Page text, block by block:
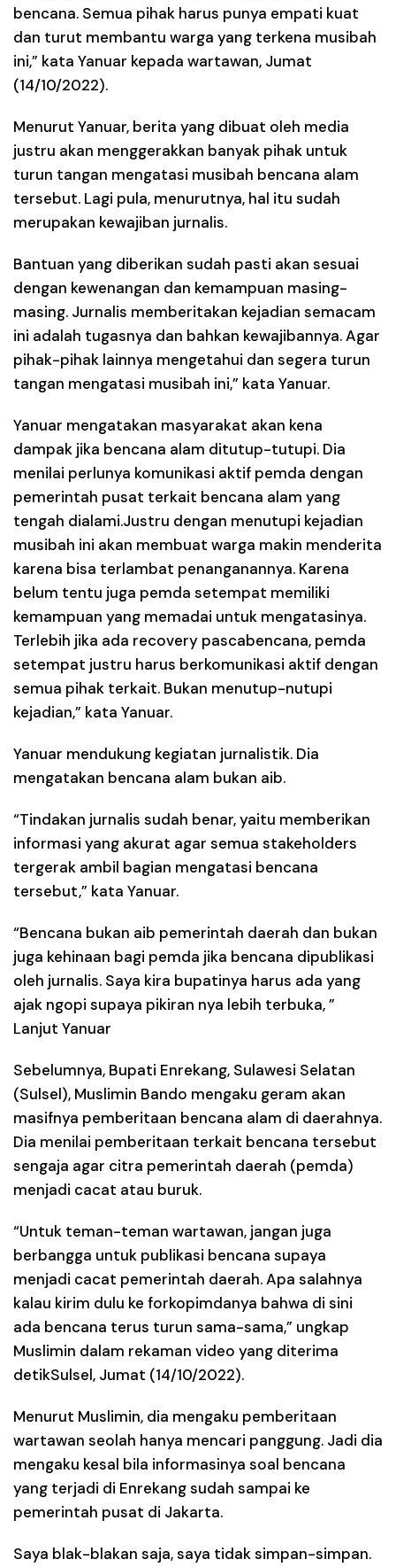
bencana. Semua pihak harus punya empati kuat
dan turut membantu warga yang terkena musibah
ini,” kata Yanuar kepada wartawan, Jumat
(14/10/2022).
Menurut Yanuar, berita yang dibuat oleh media
justru akan menggerakkan banyak pihak untuk
turun tangan mengatasi musibah bencana alam
tersebut. Lagi pula, menurutnya, hal itu sudah
merupakan kewajiban jurnalis.
Bantuan yang diberikan sudah pasti akan sesuai
dengan kewenangan dan kemampuan masing-
masing. Jurnalis memberitakan kejadian semacam
ini adalah tugasnya dan bahkan kewajibannya. Agar
pihak-pihak lainnya mengetahui dan segera turun
tangan mengatasi musibah ini,” kata Yanuar.
Yanuar mengatakan masyarakat akan kena
dampak jika bencana alam ditutup-tutupi. Dia
menilai perlunya komunikasi aktif pemda dengan
pemerintah pusat terkait bencana alam yang
tengah dialami.Justru dengan menutupi kejadian
musibah ini akan membuat warga makin menderita
karena bisa terlambat penanganannya. Karena
belum tentu juga pemda setempat memiliki
kemampuan yang memadai untuk mengatasinya.
Terlebih jika ada recovery pascabencana, pemda
setempat justru harus berkomunikasi aktif dengan
semua pihak terkait. Bukan menutup-nutupi
kejadian,” kata Yanuar.
Yanuar mendukung kegiatan jurnalistik. Dia
mengatakan bencana alam bukan aib.
“Tindakan jurnalis sudah benar, yaitu memberikan
informasi yang akurat agar semua stakeholders
tergerak ambil bagian mengatasi bencana
tersebut,” kata Yanuar.
“Bencana bukan aib pemerintah daerah dan bukan
juga kehinaan bagi pemda jika bencana dipublikasi
oleh jurnalis. Saya kira bupatinya harus ada yang
ajak ngopi supaya pikiran nya lebih terbuka, ”
Lanjut Yanuar
Sebelumnya, Bupati Enrekang, Sulawesi Selatan
(Sulsel), Muslimin Bando mengaku geram akan
masifnya pemberitaan bencana alam di daerahnya.
Dia menilai pemberitaan terkait bencana tersebut
sengaja agar citra pemerintah daerah (pemda)
menjadi cacat atau buruk.
“Untuk teman-teman wartawan, jangan juga
berbangga untuk publikasi bencana supaya
menjadi cacat pemerintah daerah. Apa salahnya
kalau kirim dulu ke forkopimdanya bahwa di sini
ada bencana terus turun sama-sama,” ungkap
Muslimin dalam rekaman video yang diterima
detikSulsel, Jumat (14/10/2022).
Menurut Muslimin, dia mengaku pemberitaan
wartawan seolah hanya mencari panggung. Jadi dia
mengaku kesal bila informasinya soal bencana
yang terjadi di Enrekang sudah sampai ke
pemerintah pusat di Jakarta.
Saya blak-blakan saja, saya tidak simpan-simpan.